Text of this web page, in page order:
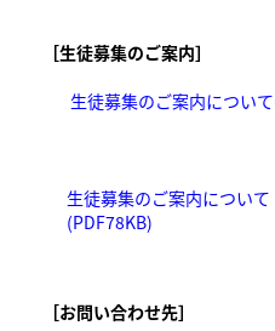
［生徒募集のご案内］
生徒募集のご案内につい
生徒募集のご案内につい
(PDF78KB)
［お問い合わせ先］